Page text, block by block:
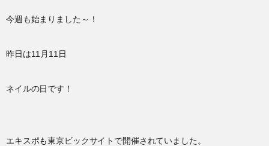
今週も始まりました～！
昨日は11月11日
ネイルの日です！
エキスポも東京ビックサイトで開催されていました。